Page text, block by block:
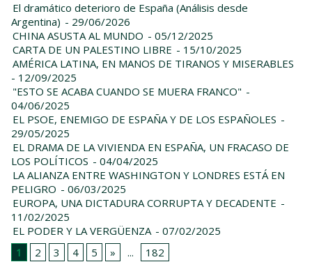
El dramático deterioro de España (Análisis desde
Argentina) - 29/06/2026
CHINA ASUSTA AL MUNDO - 05/12/2025
CARTA DE UN PALESTINO LIBRE - 15/10/2025
AMÉRICA LATINA, EN MANOS DE TIRANOS Y MISERABLES
- 12/09/2025
"ESTO SE ACABA CUANDO SE MUERA FRANCO" -
04/06/2025
EL PSOE, ENEMIGO DE ESPAÑA Y DE LOS ESPAÑOLES -
29/05/2025
EL DRAMA DE LA VIVIENDA EN ESPAÑA, UN FRACASO DE
LOS POLÍTICOS - 04/04/2025
LA ALIANZA ENTRE WASHINGTON Y LONDRES ESTÁ EN
PELIGRO - 06/03/2025
EUROPA, UNA DICTADURA CORRUPTA Y DECADENTE -
11/02/2025
EL PODER Y LA VERGÜENZA - 07/02/2025
1
2 3 4 5 » ... 182